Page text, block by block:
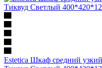
Estetica Шкаф средний